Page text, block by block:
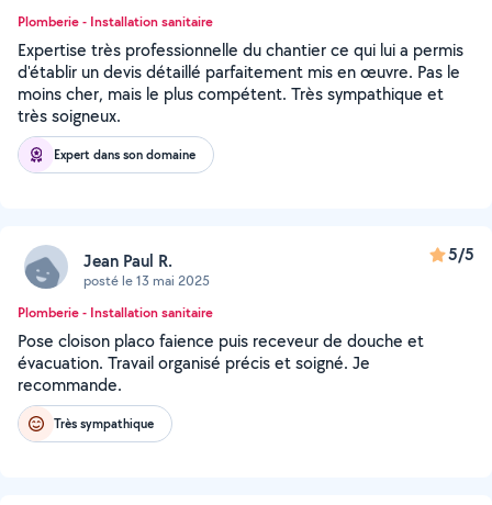
Plomberie - Installation sanitaire
Expertise très professionnelle du chantier ce qui lui a permis
d'établir un devis détaillé parfaitement mis en œuvre. Pas le
moins cher, mais le plus compétent. Très sympathique et
très soigneux.
Expert dans son domaine
Jean Paul R.
posté le 13 mai 2025
5/5
Plomberie - Installation sanitaire
Pose cloison placo faience puis receveur de douche et
évacuation. Travail organisé précis et soigné. Je
recommande.
Très sympathique